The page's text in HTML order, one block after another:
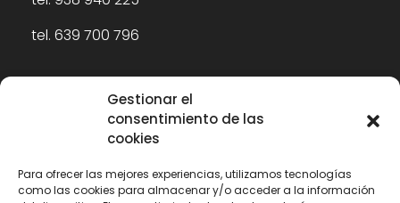
Gestionar el
consentimiento de las
cookies
Para ofrecer las mejores experiencias, utilizamos tecnologías
como las cookies para almacenar y/o acceder a la información
tel. 639 700 796